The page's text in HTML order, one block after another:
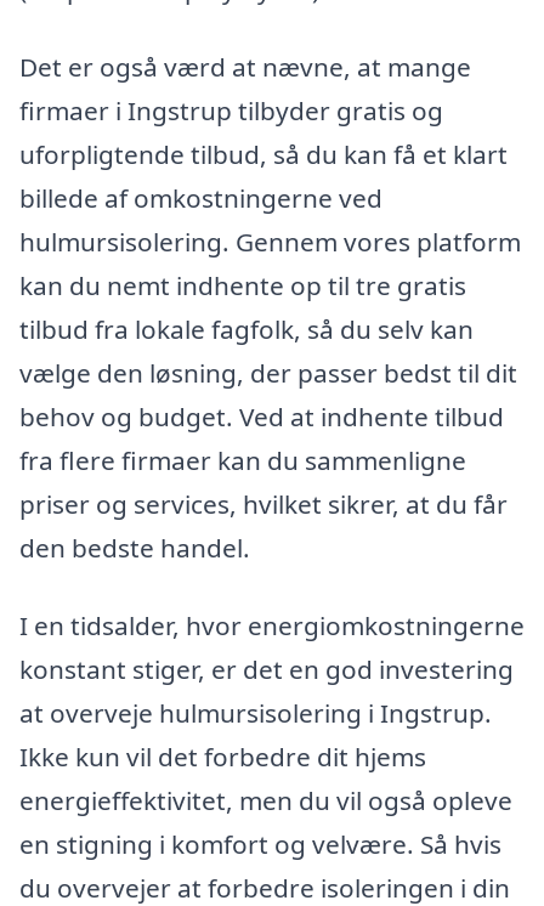
Det er også værd at nævne, at mange
firmaer i Ingstrup tilbyder gratis og
uforpligtende tilbud, så du kan få et klart
billede af omkostningerne ved
hulmursisolering. Gennem vores platform
kan du nemt indhente op til tre gratis
tilbud fra lokale fagfolk, så du selv kan
vælge den løsning, der passer bedst til dit
behov og budget. Ved at indhente tilbud
fra flere firmaer kan du sammenligne
priser og services, hvilket sikrer, at du får
den bedste handel.
I en tidsalder, hvor energiomkostningerne
konstant stiger, er det en god investering
at overveje hulmursisolering i Ingstrup.
Ikke kun vil det forbedre dit hjems
energieffektivitet, men du vil også opleve
en stigning i komfort og velvære. Så hvis
du overvejer at forbedre isoleringen i din